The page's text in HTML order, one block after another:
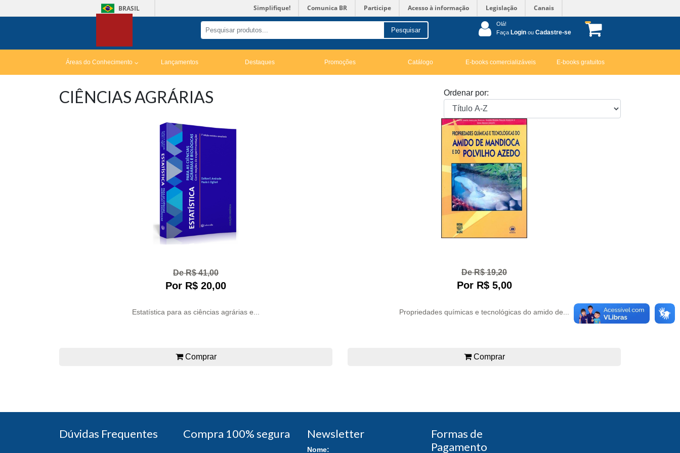
BRASIL Simplifique! Comunica BR Participe Acesso à informação Legislação Canais
Pesquisar
Olá!
Faça Login ou Cadastre-se
Áreas do Conhecimento Lançamentos Destaques Promoções Catálogo E-books comercializáveis E-books gratuitos
CIÊNCIAS AGRÁRIAS Ordenar por:
De R$ 41,00
Por R$ 20,00
Estatística para as ciências agrárias e...
Comprar
De R$ 19,20
Por R$ 5,00
Propriedades químicas e tecnológicas do amido de...
Comprar
Dúvidas Frequentes Compra 100% segura Newsletter
Nome:
Formas de
Pagamento